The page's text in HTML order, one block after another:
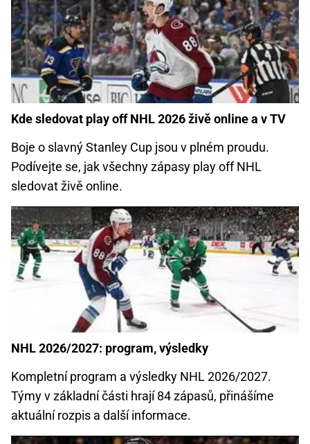
Kde sledovat play off NHL 2026 živě online a v TV
Boje o slavný Stanley Cup jsou v plném proudu.
Podívejte se, jak všechny zápasy play off NHL
sledovat živě online.
NHL 2026/2027: program, výsledky
Kompletní program a výsledky NHL 2026/2027.
Týmy v základní části hrají 84 zápasů, přinášíme
aktuální rozpis a další informace.